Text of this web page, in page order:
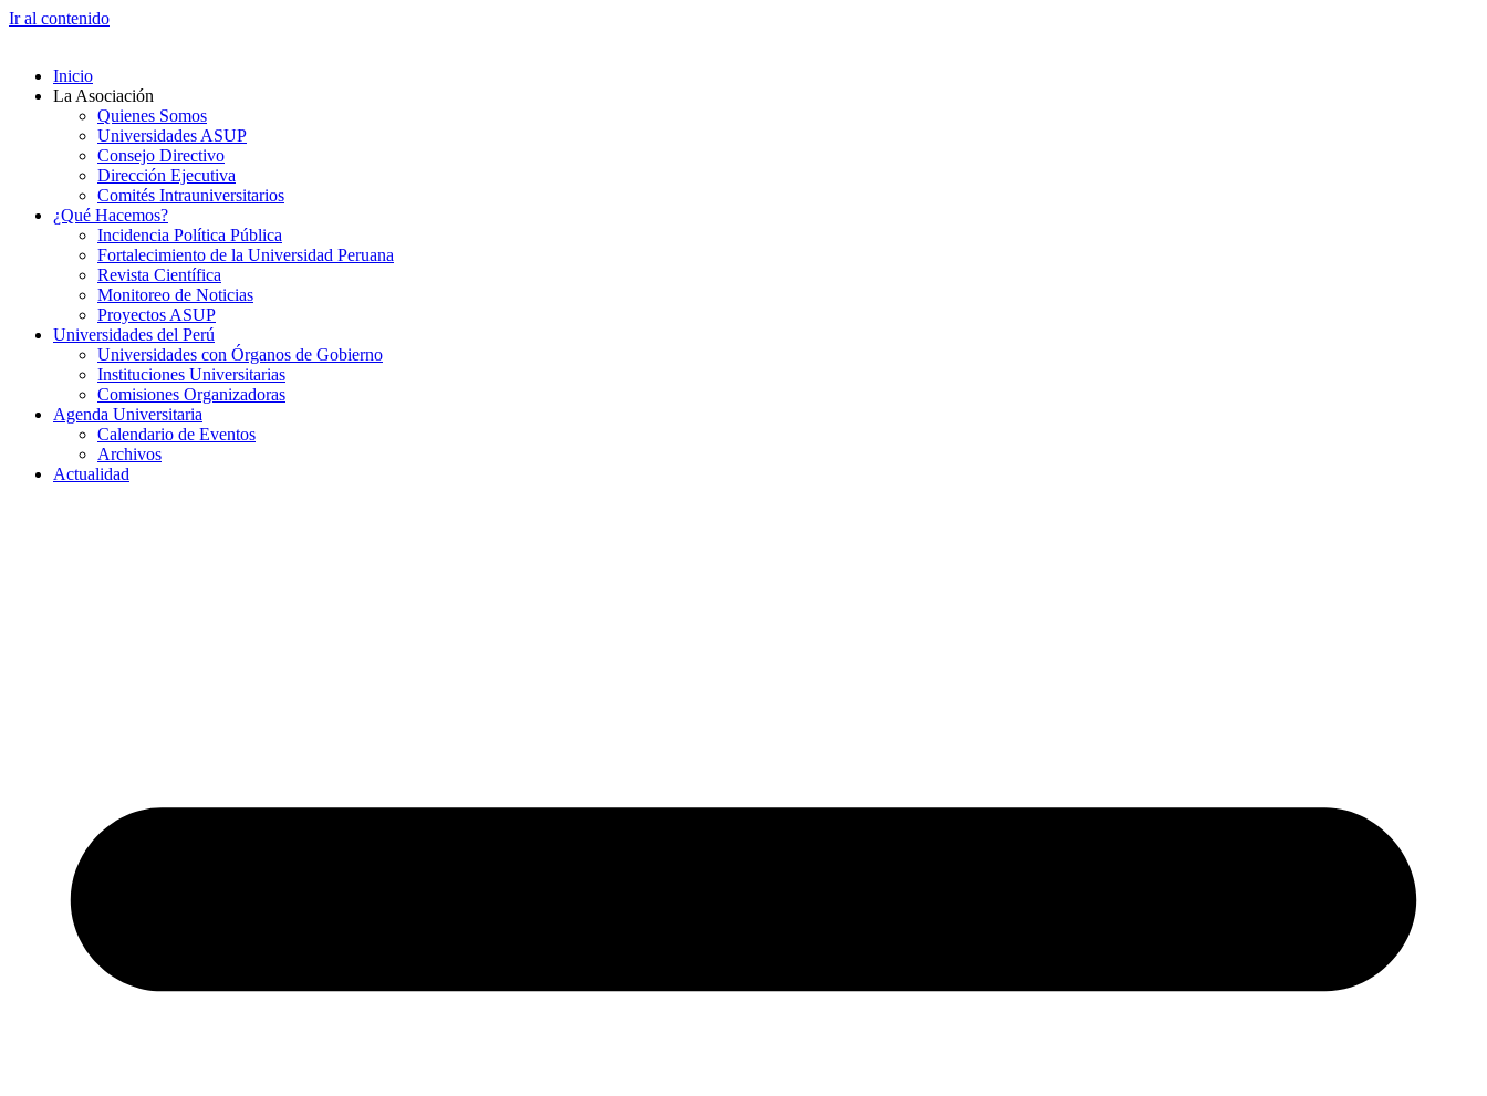
Ir al contenido
Inicio
La Asociación
Quienes Somos
Universidades ASUP
Consejo Directivo
Dirección Ejecutiva
Comités Intrauniversitarios
¿Qué Hacemos?
Incidencia Política Pública
Fortalecimiento de la Universidad Peruana
Revista Científica
Monitoreo de Noticias
Proyectos ASUP
Universidades del Perú
Universidades con Órganos de Gobierno
Instituciones Universitarias
Comisiones Organizadoras
Agenda Universitaria
Calendario de Eventos
Archivos
Actualidad